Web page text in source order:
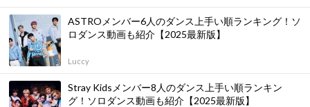
ASTROメンバー6人のダンス上手い順ランキング！ソ
ロダンス動画も紹介【2025最新版】
Luccy
Stray Kidsメンバー8人のダンス上手い順ランキン
グ！ソロダンス動画も紹介【2025最新版】